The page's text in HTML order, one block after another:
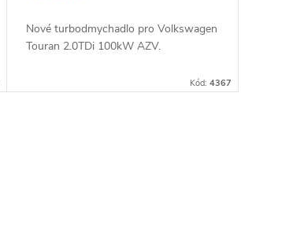
Nové turbodmychadlo pro Volkswagen
Touran 2.0TDi 100kW AZV.
Kód: 4367